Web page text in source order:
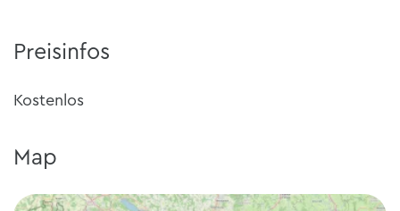
Preisinfos
Kostenlos
Map